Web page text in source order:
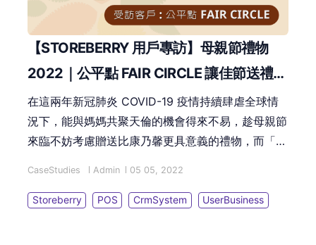
【STOREBERRY 用戶專訪】母親節禮物
2022｜公平點 FAIR CIRCLE 讓佳節送禮倍
添意義！
在這兩年新冠肺炎 COVID-19 疫情持續肆虐全球情
況下，能與媽媽共聚天倫的機會得來不易，趁母親節
來臨不妨考慮贈送比康乃馨更具意義的禮物，而「公
CaseStudies Admin 05 05, 2022
Storeberry POS CrmSystem UserBusiness